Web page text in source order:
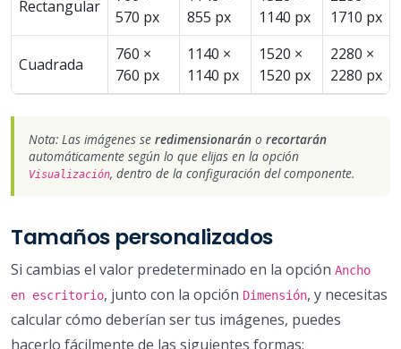
Rectangular
570 px
855 px
1140 px
1710 px
Cuadrada
760 ×
760 px
1140 ×
1140 px
1520 ×
1520 px
2280 ×
2280 px
Nota: Las imágenes se redimensionarán o recortarán
automáticamente según lo que elijas en la opción
Visualización, dentro de la configuración del componente.
Tamaños personalizados
Si cambias el valor predeterminado en la opción Ancho
en escritorio, junto con la opción Dimensión, y necesitas
calcular cómo deberían ser tus imágenes, puedes
hacerlo fácilmente de las siguientes formas: